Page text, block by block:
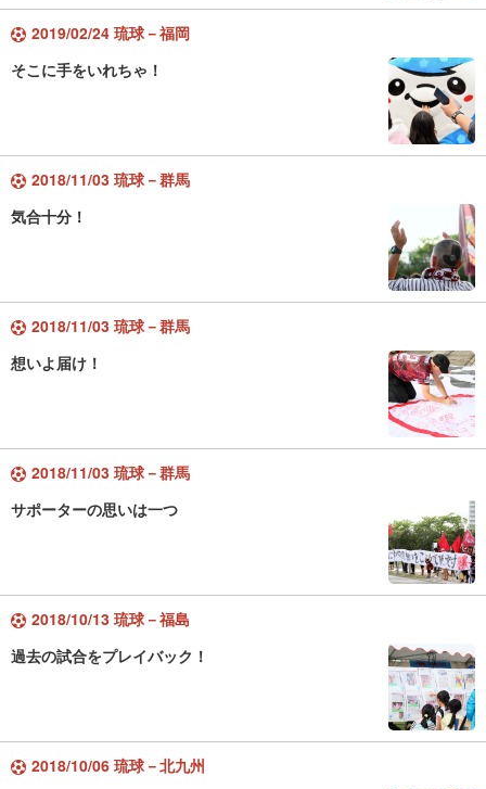
2019/02/24 琉球－福岡
そこに手をいれちゃ！
2018/11/03 琉球－群馬
気合十分！
2018/11/03 琉球－群馬
想いよ届け！
2018/11/03 琉球－群馬
サポーターの思いは一つ
2018/10/13 琉球－福島
過去の試合をプレイバック！
2018/10/06 琉球－北九州